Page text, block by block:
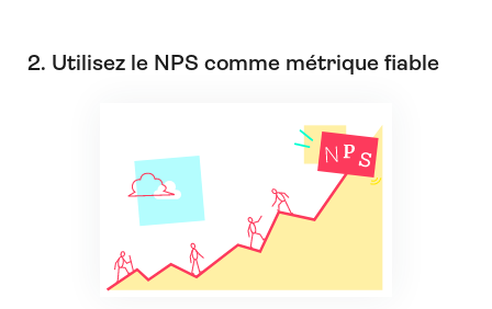
2. Utilisez le NPS comme métrique fiable